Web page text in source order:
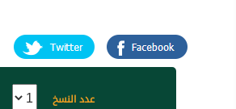
عدد النسخ